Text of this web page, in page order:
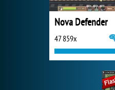
Nova Defender
47 859x